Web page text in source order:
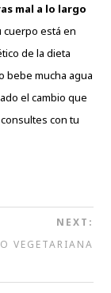
mal a lo largo
cuerpo está en
de la dieta
bebe mucha agua
el cambio que
con tu
NEXT:
VEGETARIANA